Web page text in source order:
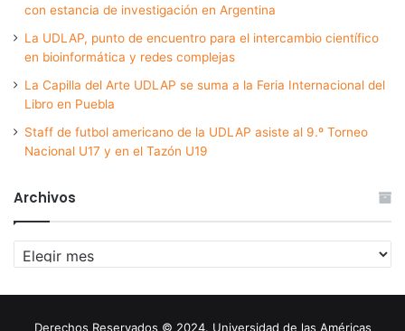
con estancia de investigación en Argentina
La UDLAP, punto de encuentro para el intercambio científico
en bioinformática y redes complejas
La Capilla del Arte UDLAP se suma a la Feria Internacional del
Libro en Puebla
Staff de futbol americano de la UDLAP asiste al 9.º Torneo
Nacional U17 y en el Tazón U19
Archivos
Archivos
Derechos Reservados © 2024. Universidad de las Américas